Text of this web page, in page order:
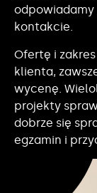
odpowiadamy
kontakcie.
Ofertę i
klienta,
wycenę.
projekty
dobrze się
egzamin i